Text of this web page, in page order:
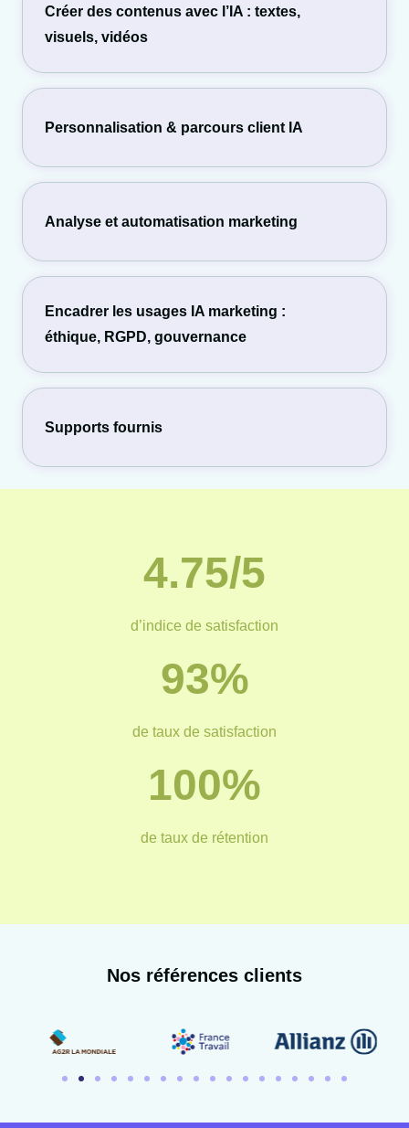
Créer des contenus avec l’IA : textes,
visuels, vidéos
Personnalisation & parcours client IA
Analyse et automatisation marketing
Encadrer les usages IA marketing :
éthique, RGPD, gouvernance
Supports fournis
4.75/5
d’indice de satisfaction
93%
de taux de satisfaction
100%
de taux de rétention
Nos références clients